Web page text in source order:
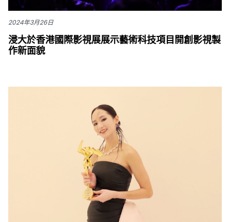
2024年3月26日
浸大於香港國際影視展展示藝術科技項目開創影視製
作新面貌